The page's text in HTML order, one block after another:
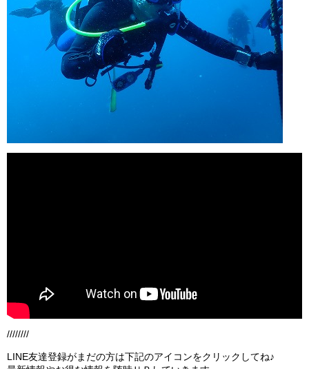
////////
LINE友達登録がまだの方は下記のアイコンをクリックしてね♪